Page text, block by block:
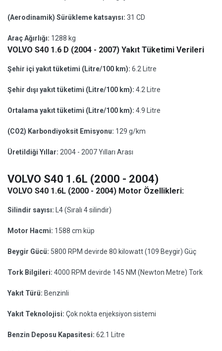
(Aerodinamik) Sürükleme katsayısı: 31 CD
Araç Ağırlığı: 1288 kg
VOLVO S40 1.6 D (2004 - 2007) Yakıt Tüketimi Verileri
Şehir içi yakıt tüketimi (Litre/100 km): 6.2 Litre
Şehir dışı yakıt tüketimi (Litre/100 km): 4.2 Litre
Ortalama yakıt tüketimi (Litre/100 km): 4.9 Litre
(CO2) Karbondiyoksit Emisyonu: 129 g/km
Üretildiği Yıllar: 2004 - 2007 Yılları Arası
VOLVO S40 1.6L (2000 - 2004)
VOLVO S40 1.6L (2000 - 2004) Motor Özellikleri:
Silindir sayısı: L4 (Sıralı 4 silindir)
Motor Hacmi: 1588 cm küp
Beygir Gücü: 5800 RPM devirde 80 kilowatt (109 Beygir) Güç
Tork Bilgileri: 4000 RPM devirde 145 NM (Newton Metre) Tork
Yakıt Türü: Benzinli
Yakıt Teknolojisi: Çok nokta enjeksiyon sistemi
Benzin Deposu Kapasitesi: 62.1 Litre